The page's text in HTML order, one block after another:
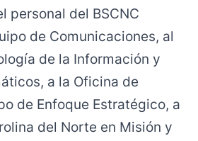
personal del BSCNC
de Comunicaciones, al
de la Información y
a la Oficina de
de Enfoque Estratégico, a
del Norte en Misión y